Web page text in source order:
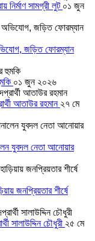
নির্মাণ সামগ্রী লুট ০১ জুন
জড়িত ফোরম্যান
০১ জুন ২০২৬
আতাউর রহমান ২৭ মে
যুবদল নেতা আনোয়ার
জনপ্রিয়তার শীর্ষে
সালাউদ্দিন চৌধুরী ২৫ মে